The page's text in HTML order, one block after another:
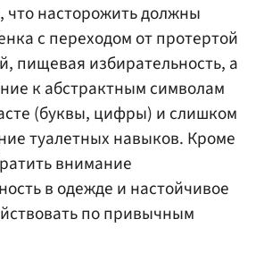
что насторожить должны
с переходом от протертой
пищевая избирательность, а
к абстрактным символам
(буквы, цифры) и слишком
туалетных навыков. Кроме
внимание
в одежде и настойчивое
по привычным